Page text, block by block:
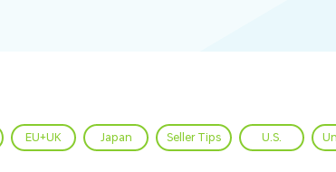
EU+UK Japan Seller Tips U.S.